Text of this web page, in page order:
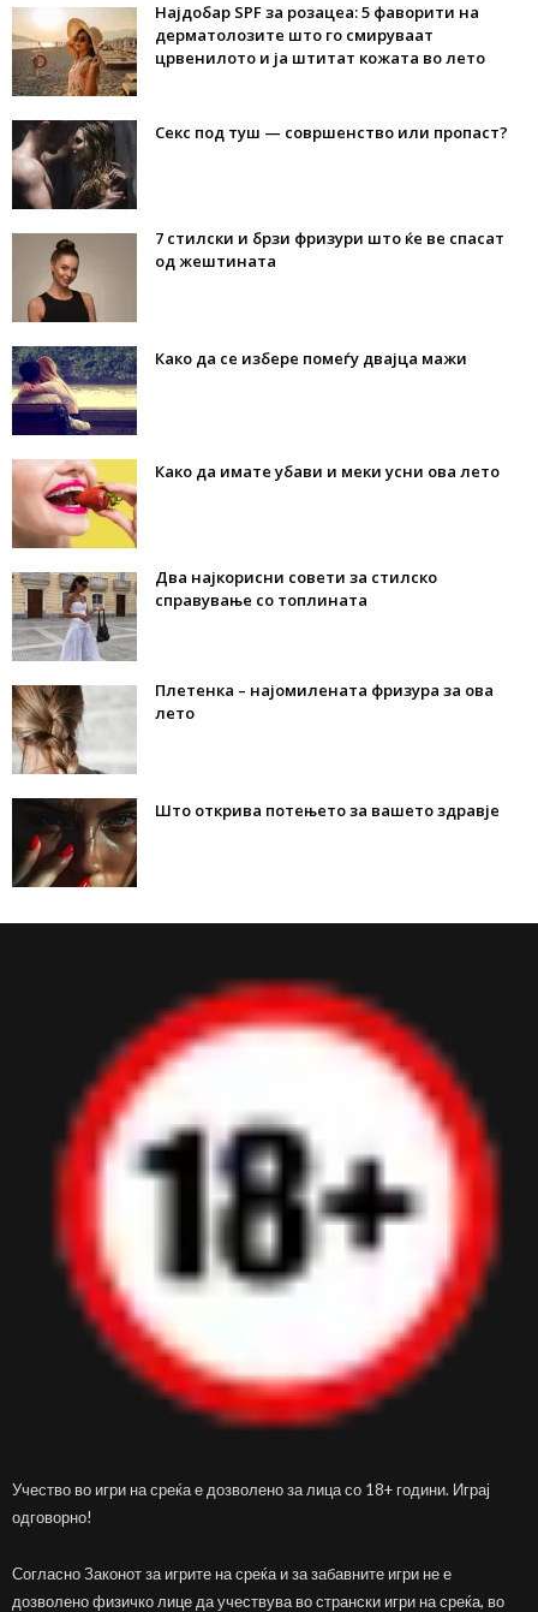
Најдобар SPF за розацеа: 5 фаворити на
дерматолозите што го смируваат
црвенилото и ја штитат кожата во лето
Секс под туш — совршенство или пропаст?
7 стилски и брзи фризури што ќе ве спасат
од жештината
Како да се избере помеѓу двајца мажи
Како да имате убави и меки усни ова лето
Два најкорисни совети за стилско
справување со топлината
Плетенка – најомилената фризура за ова
лето
Што открива потењето за вашето здравје
Учество во игри на среќа е дозволено за лица со 18+ години. Играј
одговорно!
Согласно Законот за игрите на среќа и за забавните игри не е
дозволено физичко лице да учествува во странски игри на среќа, во